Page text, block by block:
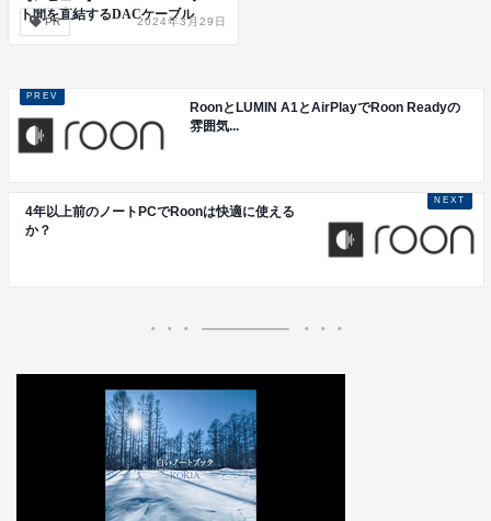
ト間を直結するDACケーブル
PR 2024年3月29日
RoonとLUMIN A1とAirPlayでRoon Readyの
雰囲気...
4年以上前のノートPCでRoonは快適に使える
か？